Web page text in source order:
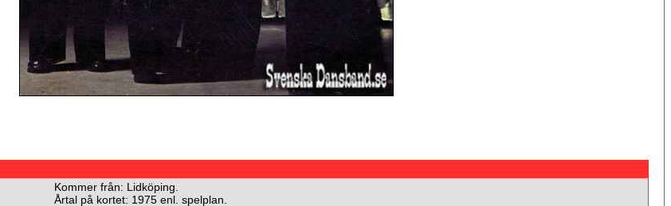
Kommer från: Lidköping.
Årtal på kortet: 1975 enl. spelplan.